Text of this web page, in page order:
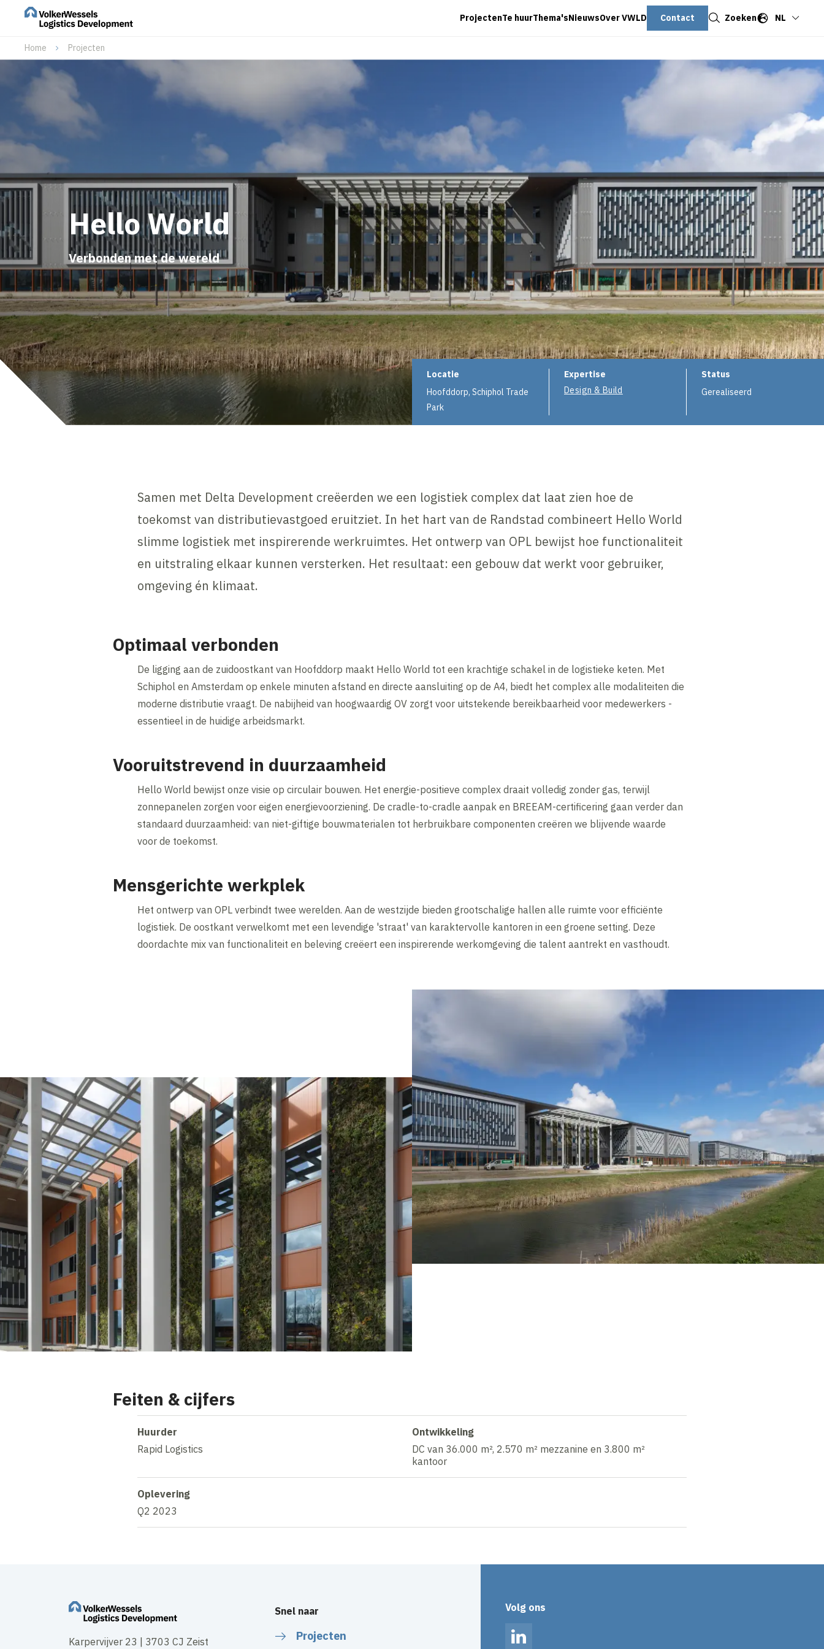
ProjectenTe huurThema'sNieuwsOver VWLD Contact NL
Zoeken
Home Projecten
Hello World
Verbonden met de wereld
Projectinformatie
Locatie
Hoofddorp, Schiphol Trade
Park
Expertise
Design & Build
Status
Gerealiseerd
Samen met Delta Development creëerden we een logistiek complex dat laat zien hoe de
toekomst van distributievastgoed eruitziet. In het hart van de Randstad combineert Hello World
slimme logistiek met inspirerende werkruimtes. Het ontwerp van OPL bewijst hoe functionaliteit
en uitstraling elkaar kunnen versterken. Het resultaat: een gebouw dat werkt voor gebruiker,
omgeving én klimaat.
Optimaal verbonden
De ligging aan de zuidoostkant van Hoofddorp maakt Hello World tot een krachtige schakel in de logistieke keten. Met
Schiphol en Amsterdam op enkele minuten afstand en directe aansluiting op de A4, biedt het complex alle modaliteiten die
moderne distributie vraagt. De nabijheid van hoogwaardig OV zorgt voor uitstekende bereikbaarheid voor medewerkers -
essentieel in de huidige arbeidsmarkt.
Vooruitstrevend in duurzaamheid
Hello World bewijst onze visie op circulair bouwen. Het energie-positieve complex draait volledig zonder gas, terwijl
zonnepanelen zorgen voor eigen energievoorziening. De cradle-to-cradle aanpak en BREEAM-certificering gaan verder dan
standaard duurzaamheid: van niet-giftige bouwmaterialen tot herbruikbare componenten creëren we blijvende waarde
voor de toekomst.
Mensgerichte werkplek
Het ontwerp van OPL verbindt twee werelden. Aan de westzijde bieden grootschalige hallen alle ruimte voor efficiënte
logistiek. De oostkant verwelkomt met een levendige 'straat' van karaktervolle kantoren in een groene setting. Deze
doordachte mix van functionaliteit en beleving creëert een inspirerende werkomgeving die talent aantrekt en vasthoudt.
Feiten & cijfers
Huurder
Rapid Logistics
Ontwikkeling
DC van 36.000 m², 2.570 m² mezzanine en 3.800 m²
kantoor
Oplevering
Q2 2023
Karpervijver 23 | 3703 CJ Zeist
Snel naar
Projecten
Volg ons
LinkedIn
Sluiten